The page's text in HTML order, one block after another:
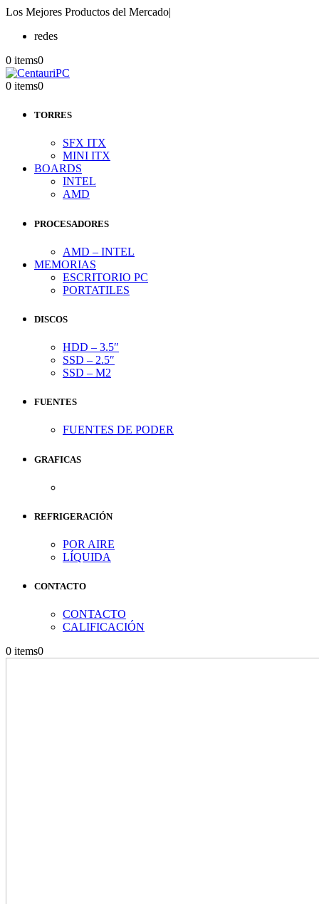
Los Mejores Productos del Mercado|
redes
0 items0
0 items0
TORRES
SFX ITX
MINI ITX
BOARDS
INTEL
AMD
PROCESADORES
AMD – INTEL
MEMORIAS
ESCRITORIO PC
PORTATILES
DISCOS
HDD – 3.5″
SSD – 2.5″
SSD – M2
FUENTES
FUENTES DE PODER
GRAFICAS
REFRIGERACIÓN
POR AIRE
LÍQUIDA
CONTACTO
CONTACTO
CALIFICACIÓN
0 items0